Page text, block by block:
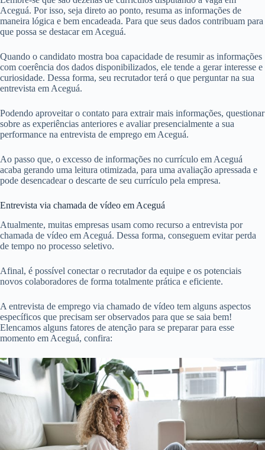
Aceguá. Por isso, seja direto ao ponto, resuma as informações de
maneira lógica e bem encadeada. Para que seus dados contribuam para
que possa se destacar em Aceguá.
Quando o candidato mostra boa capacidade de resumir as informações
com coerência dos dados disponibilizados, ele tende a gerar interesse e
curiosidade. Dessa forma, seu recrutador terá o que perguntar na sua
entrevista em Aceguá.
Podendo aproveitar o contato para extrair mais informações, questionar
sobre as experiências anteriores e avaliar presencialmente a sua
performance na entrevista de emprego em Aceguá.
Ao passo que, o excesso de informações no currículo em Aceguá
acaba gerando uma leitura otimizada, para uma avaliação apressada e
pode desencadear o descarte de seu currículo pela empresa.
Entrevista via chamada de vídeo em Aceguá
Atualmente, muitas empresas usam como recurso a entrevista por
chamada de vídeo em Aceguá. Dessa forma, conseguem evitar perda
de tempo no processo seletivo.
Afinal, é possível conectar o recrutador da equipe e os potenciais
novos colaboradores de forma totalmente prática e eficiente.
A entrevista de emprego via chamado de vídeo tem alguns aspectos
específicos que precisam ser observados para que se saia bem!
Elencamos alguns fatores de atenção para se preparar para esse
momento em Aceguá, confira: